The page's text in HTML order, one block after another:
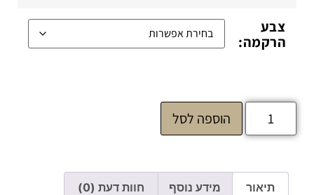
צבע
הרקמה:
הוספה לסל
תיאור מידע נוסף חוות דעת (0)